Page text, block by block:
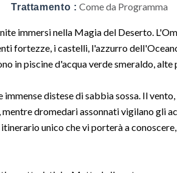
Trattamento : Come da Programma
immersi nella Magia del Deserto.
fortezze, i castelli, l'azzurro
in piscine d'acqua verde smeraldo, alte
distese di sabbia sossa. Il
dromedari assonnati vigilano gli
unico che vi porterà a